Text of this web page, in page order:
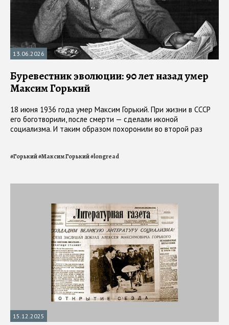
13.06.2026
Буревестник эволюции: 90 лет назад умер
Максим Горький
18 июня 1936 года умер Максим Горький. При жизни в СССР
его боготворили, после смерти — сделали иконой
социализма. И таким образом похоронили во второй раз
#Горький#Максим Горький#longread
15.12.2025